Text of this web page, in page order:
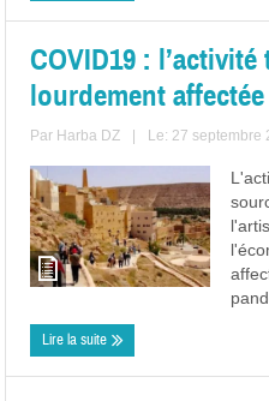
COVID19 :
lourdement
Par Harba DZ Le: 27 septembre
Lire la suite